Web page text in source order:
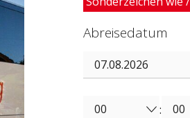
Abreisedatum
: